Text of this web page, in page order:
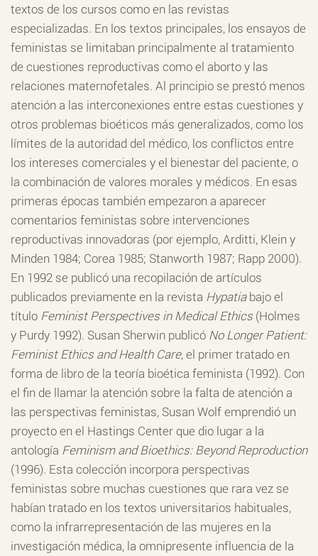
textos de los cursos como en las revistas
especializadas. En los textos principales, los ensayos de
feministas se limitaban principalmente al tratamiento
de cuestiones reproductivas como el aborto y las
relaciones maternofetales. Al principio se prestó menos
atención a las interconexiones entre estas cuestiones y
otros problemas bioéticos más generalizados, como los
límites de la autoridad del médico, los conflictos entre
los intereses comerciales y el bienestar del paciente, o
la combinación de valores morales y médicos. En esas
primeras épocas también empezaron a aparecer
comentarios feministas sobre intervenciones
reproductivas innovadoras (por ejemplo, Arditti, Klein y
Minden 1984; Corea 1985; Stanworth 1987; Rapp 2000).
En 1992 se publicó una recopilación de artículos
publicados previamente en la revista Hypatiabajo el
título Feminist Perspectives in Medical Ethics(Holmes
y Purdy 1992). Susan Sherwin publicó No Longer Patient:
Feminist Ethics and Health Care, el primer tratado en
forma de libro de la teoría bioética feminista (1992). Con
el fin de llamar la atención sobre la falta de atención a
las perspectivas feministas, Susan Wolf emprendió un
proyecto en el Hastings Center que dio lugar a la
antología Feminism and Bioethics: Beyond Reproduction
(1996). Esta colección incorpora perspectivas
feministas sobre muchas cuestiones que rara vez se
habían tratado en los textos universitarios habituales,
como la infrarrepresentación de las mujeres en la
investigación médica, la omnipresente influencia de la